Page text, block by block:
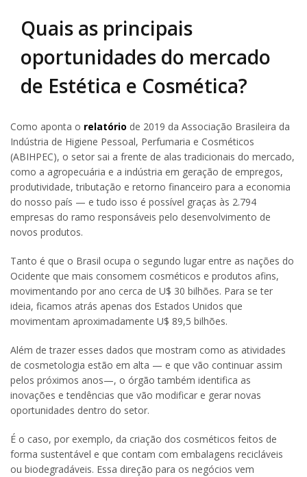
Quais as principais
oportunidades do mercado
de Estética e Cosmética?
Como aponta o relatório de 2019 da Associação Brasileira da
Indústria de Higiene Pessoal, Perfumaria e Cosméticos
(ABIHPEC), o setor sai a frente de alas tradicionais do mercado,
como a agropecuária e a indústria em geração de empregos,
produtividade, tributação e retorno financeiro para a economia
do nosso país — e tudo isso é possível graças às 2.794
empresas do ramo responsáveis pelo desenvolvimento de
novos produtos.
Tanto é que o Brasil ocupa o segundo lugar entre as nações do
Ocidente que mais consomem cosméticos e produtos afins,
movimentando por ano cerca de U$ 30 bilhões. Para se ter
ideia, ficamos atrás apenas dos Estados Unidos que
movimentam aproximadamente U$ 89,5 bilhões.
Além de trazer esses dados que mostram como as atividades
de cosmetologia estão em alta — e que vão continuar assim
pelos próximos anos—, o órgão também identifica as
inovações e tendências que vão modificar e gerar novas
oportunidades dentro do setor.
É o caso, por exemplo, da criação dos cosméticos feitos de
forma sustentável e que contam com embalagens recicláveis
ou biodegradáveis. Essa direção para os negócios vem